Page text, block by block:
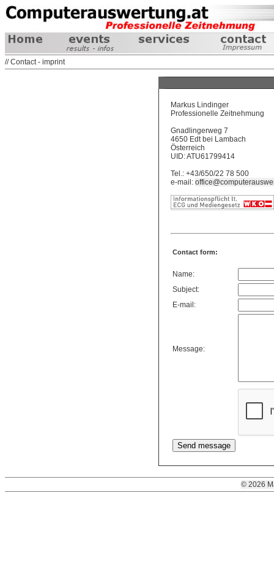
// Contact - imprint
Markus Lindinger
Professionelle Zeitnehmung
Gnadlingerweg 7
4650 Edt bei Lambach
Österreich
UID: ATU61799414
Tel.: +43/650/22 78 500
e-mail:
Contact form:
Name:
Subject:
E-mail:
Message:
© 2026